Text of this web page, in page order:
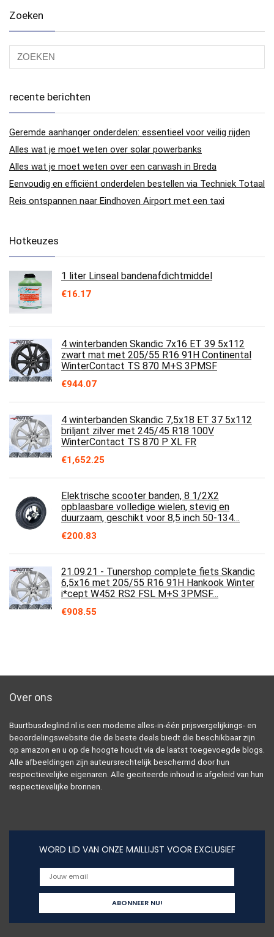
Zoeken
recente berichten
Geremde aanhanger onderdelen: essentieel voor veilig rijden
Alles wat je moet weten over solar powerbanks
Alles wat je moet weten over een carwash in Breda
Eenvoudig en efficiënt onderdelen bestellen via Techniek Totaal
Reis ontspannen naar Eindhoven Airport met een taxi
Hotkeuzes
1 liter Linseal bandenafdichtmiddel
€16.17
4 winterbanden Skandic 7x16 ET 39 5x112
zwart mat met 205/55 R16 91H Continental
WinterContact TS 870 M+S 3PMSF
€944.07
4 winterbanden Skandic 7,5x18 ET 37 5x112
briljant zilver met 245/45 R18 100V
WinterContact TS 870 P XL FR
€1,652.25
Elektrische scooter banden, 8 1/2X2
opblaasbare volledige wielen, stevig en
duurzaam, geschikt voor 8,5 inch 50-134…
€200.83
21.09.21 - Tunershop complete fiets Skandic
6,5x16 met 205/55 R16 91H Hankook Winter
i*cept W452 RS2 FSL M+S 3PMSF…
€908.55
Over ons
Buurtbusdeglind.nl is een moderne alles-in-één prijsvergelijkings- en
beoordelingswebsite die de beste deals biedt die beschikbaar zijn
op amazon en u op de hoogte houdt via de laatst toegevoegde blogs.
Alle afbeeldingen zijn auteursrechtelijk beschermd door hun
respectievelijke eigenaren. Alle geciteerde inhoud is afgeleid van hun
respectievelijke bronnen.
WORD LID VAN ONZE MAILLIJST VOOR EXCLUSIEF